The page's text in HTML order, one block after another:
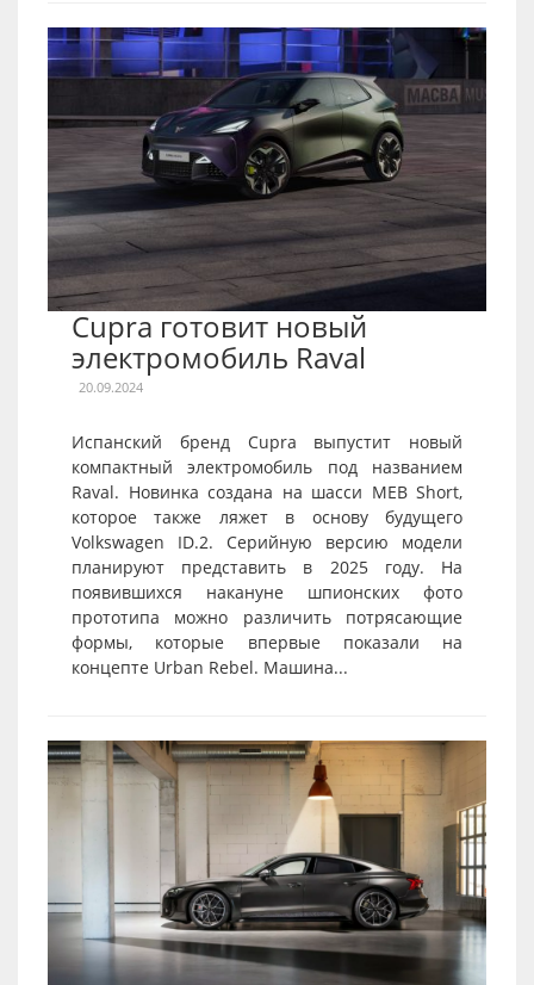
Cupra готовит новый
электромобиль Raval
20.09.2024
Испанский бренд Cupra выпустит новый
компактный электромобиль под названием
Raval. Новинка создана на шасси MEB Short,
которое также ляжет в основу будущего
Volkswagen ID.2. Серийную версию модели
планируют представить в 2025 году. На
появившихся накануне шпионских фото
прототипа можно различить потрясающие
формы, которые впервые показали на
концепте Urban Rebel. Машина...